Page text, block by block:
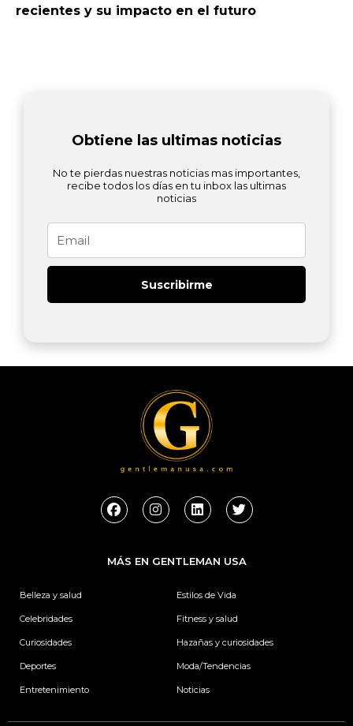
recientes y su impacto en el futuro
Obtiene las ultimas noticias
No te pierdas nuestras noticias mas importantes,
recibe todos los días en tu inbox las ultimas
noticias
Suscribirme
F
a
c
b
o
I
n
s
a
g
L
i
n
e
d
n
T
w
i
t
e
MÁS EN GENTLEMAN USA
Belleza y salud
Celebridades
Curiosidades
Deportes
Entretenimiento
Estilos de Vida
Fitness y salud
Hazañas y curiosidades
Moda/Tendencias
Noticias